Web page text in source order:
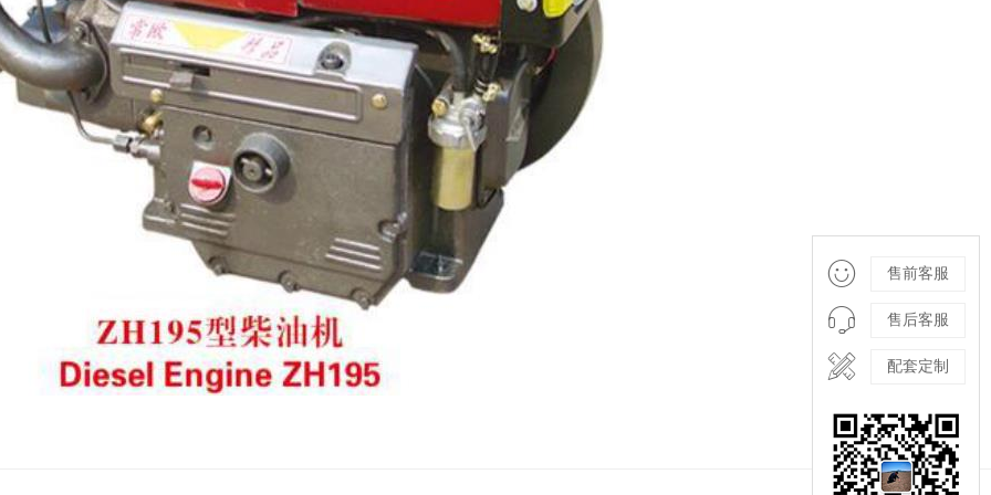
 售前客服
 售后客服
 配套定制